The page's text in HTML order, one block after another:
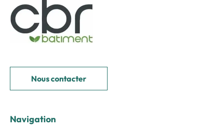
Nous contacter
Navigation